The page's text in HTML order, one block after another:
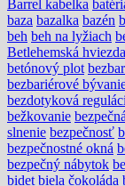
Barrel kabelka
baza bazalka bazén
beh beh na lyžiach
Betlehemská hviezda
betónový plot
bezbariérové
bezdotyková
bežkovanie
slnenie bezpečnosť
bezpečnostné okná
bezpečný nábytok
bidet biela čokoláda